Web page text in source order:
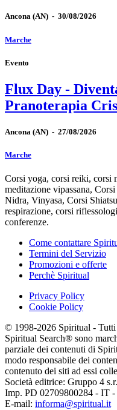
Ancona (AN) - 30/08/2026
Marche
Evento
Flux Day -
Pranoterapia
Ancona (AN) - 27/08/2026
Marche
Corsi yoga, corsi reiki, corsi
meditazione vipassana,
Nidra, Vinyasa, Corsi
respirazione, corsi
conferenze.
Come contattare
Termini del Servizio
Promozioni e offerte
Perchè Spiritual
Privacy Policy
Cookie Policy
© 1998-2026 Spiritual -
Spiritual Search® sono
parziale dei contenuti di
modo responsabile dei
contenuto dei siti ad essi
Società editrice: Gruppo 4
Imp. PD 02709800284 - IT
E-mail: informa@spiritual.it